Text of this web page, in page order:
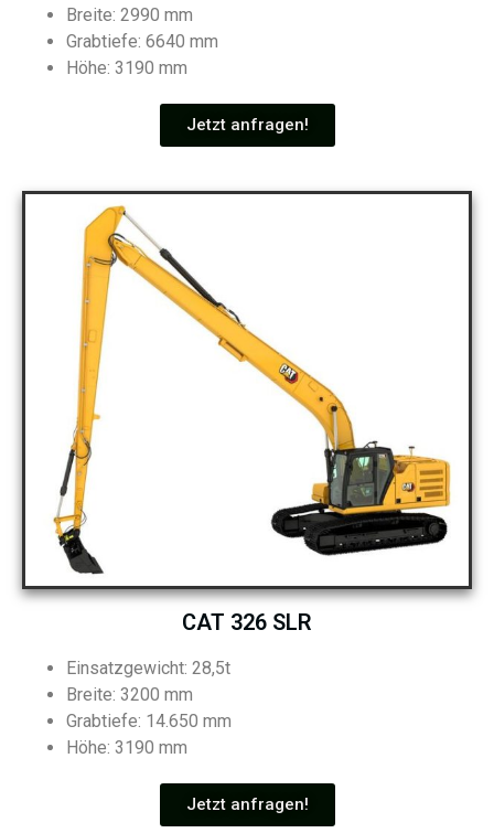
Breite: 2990 mm
Grabtiefe: 6640 mm
Höhe: 3190 mm
Jetzt anfragen!
CAT 326 SLR
Einsatzgewicht: 28,5t
Breite: 3200 mm
Grabtiefe: 14.650 mm
Höhe: 3190 mm
Jetzt anfragen!